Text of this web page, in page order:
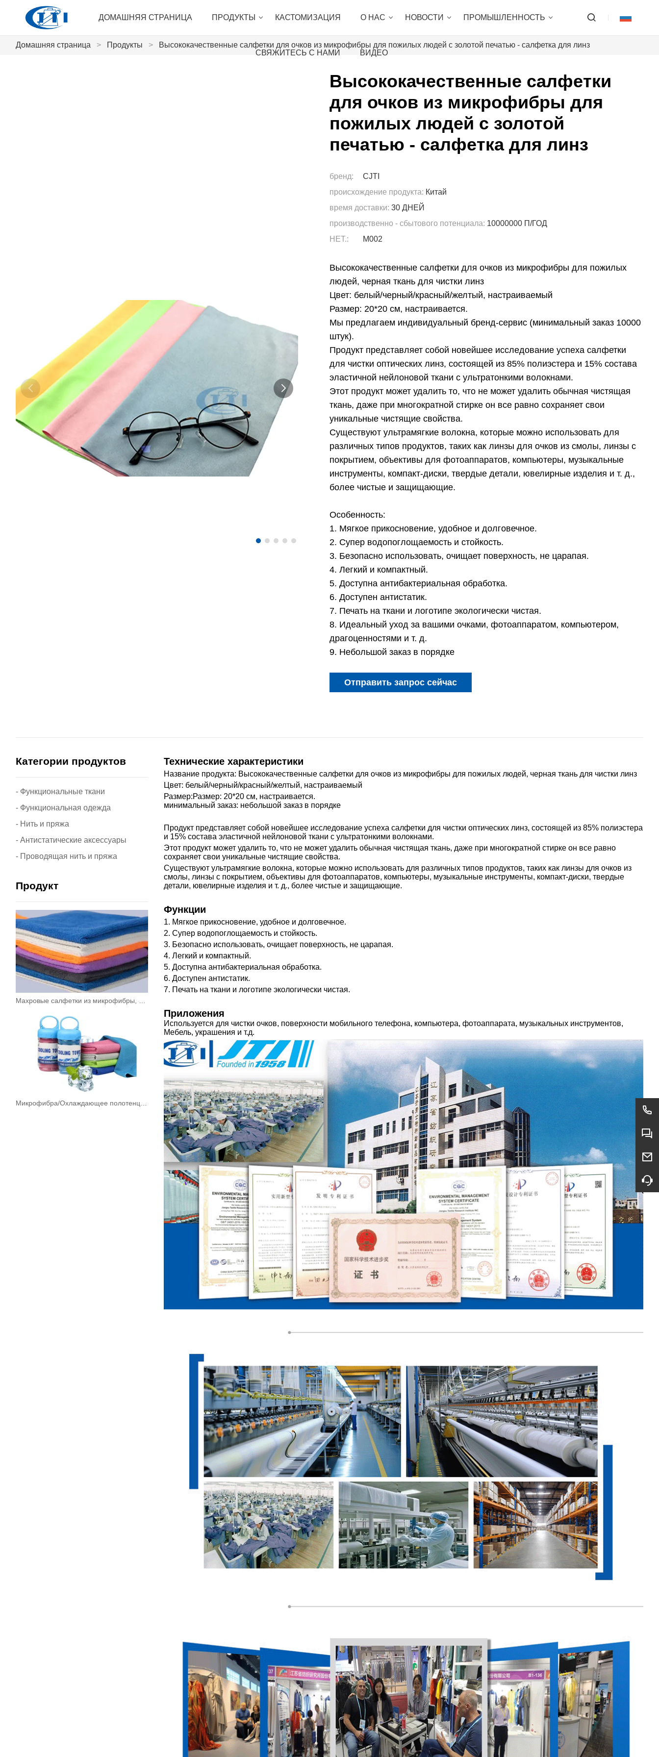
ДОМАШНЯЯ СТРАНИЦА ПРОДУКТЫ КАСТОМИЗАЦИЯ О НАС НОВОСТИ ПРОМЫШЛЕННОСТЬ
СВЯЖИТЕСЬ С НАМИ ВИДЕО
Домашняя страница > Продукты > Высококачественные салфетки для очков из микрофибры для пожилых людей с золотой печатью - салфетка для линз
Высококачественные салфетки
для очков из микрофибры для
пожилых людей с золотой
печатью - салфетка для линз
бренд:
CJTI
происхождение продукта: Китай
время доставки: 30 ДНЕЙ
производственно - сбытового потенциала: 10000000 П/ГОД
НЕТ.:
М002
Высококачественные салфетки для очков из микрофибры для пожилых
людей, черная ткань для чистки линз
Цвет: белый/черный/красный/желтый, настраиваемый
Размер: 20*20 см, настраивается.
Мы предлагаем индивидуальный бренд-сервис (минимальный заказ 10000
штук).
Продукт представляет собой новейшее исследование успеха салфетки
для чистки оптических линз, состоящей из 85% полиэстера и 15% состава
эластичной нейлоновой ткани с ультратонкими волокнами.
Этот продукт может удалить то, что не может удалить обычная чистящая
ткань, даже при многократной стирке он все равно сохраняет свои
уникальные чистящие свойства.
Существуют ультрамягкие волокна, которые можно использовать для
различных типов продуктов, таких как линзы для очков из смолы, линзы с
покрытием, объективы для фотоаппаратов, компьютеры, музыкальные
инструменты, компакт-диски, твердые детали, ювелирные изделия и т. д.,
более чистые и защищающие.
Особенность:
1. Мягкое прикосновение, удобное и долговечное.
2. Супер водопоглощаемость и стойкость.
3. Безопасно использовать, очищает поверхность, не царапая.
4. Легкий и компактный.
5. Доступна антибактериальная обработка.
6. Доступен антистатик.
7. Печать на ткани и логотипе экологически чистая.
8. Идеальный уход за вашими очками, фотоаппаратом, компьютером,
драгоценностями и т. д.
9. Небольшой заказ в порядке
Отправить запрос сейчас
Категории продуктов
- Функциональные ткани
- Функциональная одежда
- Нить и пряжа
- Антистатические аксессуары
- Проводящая нить и пряжа
Продукт
Технические характеристики
Название продукта: Высококачественные салфетки для очков из микрофибры для пожилых людей, черная ткань для чистки линз
Цвет: белый/черный/красный/желтый, настраиваемый
Размер:Размер: 20*20 см, настраивается.
минимальный заказ: небольшой заказ в порядке
Продукт представляет собой новейшее исследование успеха салфетки для чистки оптических линз, состоящей из 85% полиэстера
и 15% состава эластичной нейлоновой ткани с ультратонкими волокнами.
Этот продукт может удалить то, что не может удалить обычная чистящая ткань, даже при многократной стирке он все равно
сохраняет свои уникальные чистящие свойства.
Существуют ультрамягкие волокна, которые можно использовать для различных типов продуктов, таких как линзы для очков из
смолы, линзы с покрытием, объективы для фотоаппаратов, компьютеры, музыкальные инструменты, компакт-диски, твердые
детали, ювелирные изделия и т. д., более чистые и защищающие.
Функции
1. Мягкое прикосновение, удобное и долговечное.
2. Супер водопоглощаемость и стойкость.
3. Безопасно использовать, очищает поверхность, не царапая.
4. Легкий и компактный.
5. Доступна антибактериальная обработка.
6. Доступен антистатик.
7. Печать на ткани и логотипе экологически чистая.
Приложения
Используется для чистки очков, поверхности мобильного телефона, компьютера, фотоаппарата, музыкальных инструментов,
Мебель, украшения и т.д.